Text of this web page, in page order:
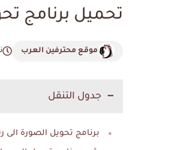
تحميل برنامج
موقع محترفين العرب
جدول التنقل
برنامج تحويل الصورة الى